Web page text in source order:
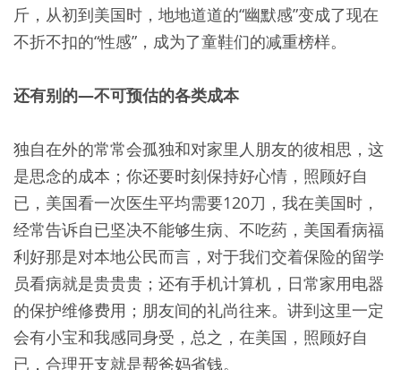
斤，从初到美国时，地地道道的“幽默感”变成了现在
不折不扣的“性感”，成为了童鞋们的减重榜样。
还有别的—不可预估的各类成本
独自在外的常常会孤独和对家里人朋友的彼相思，这
是思念的成本；你还要时刻保持好心情，照顾好自
已，美国看一次医生平均需要120刀，我在美国时，
经常告诉自已坚决不能够生病、不吃药，美国看病福
利好那是对本地公民而言，对于我们交着保险的留学
员看病就是贵贵贵；还有手机计算机，日常家用电器
的保护维修费用；朋友间的礼尚往来。讲到这里一定
会有小宝和我感同身受，总之，在美国，照顾好自
已，合理开支就是帮爸妈省钱。